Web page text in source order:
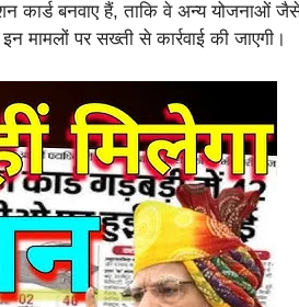
कार्ड बनवाए हैं, ताकि वे अन्य योजनाओं
पर सख्ती से कार्रवाई की जाएगी।